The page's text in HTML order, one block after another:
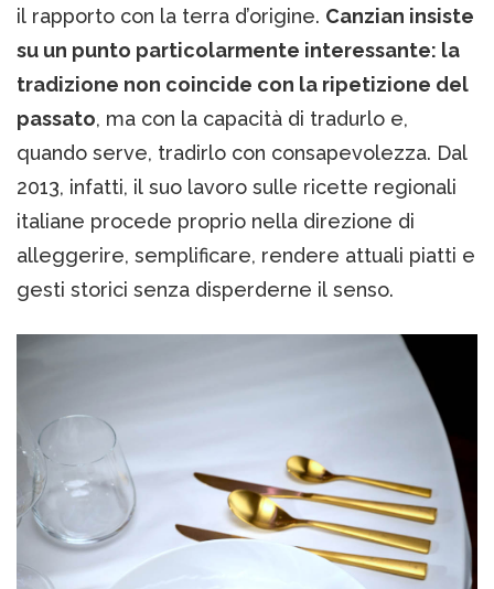
il rapporto con la terra d’origine. Canzian insiste
su un punto particolarmente interessante: la
tradizione non coincide con la ripetizione del
passato, ma con la capacità di tradurlo e,
quando serve, tradirlo con consapevolezza. Dal
2013, infatti, il suo lavoro sulle ricette regionali
italiane procede proprio nella direzione di
alleggerire, semplificare, rendere attuali piatti e
gesti storici senza disperderne il senso.